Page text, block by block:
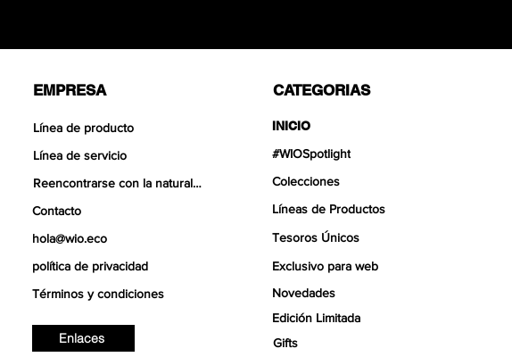
EMPRESA
Línea de producto
Línea de servicio
Reencontrarse con la naturaleza
Contacto
hola@wio.eco
política de privacidad
Términos y condiciones
Enlaces
CATEGORIAS
INICIO
#WIOSpotlight
Colecciones
Líneas de Productos
Tesoros Únicos
Exclusivo para web
Novedades
Edición Limitada
Gifts